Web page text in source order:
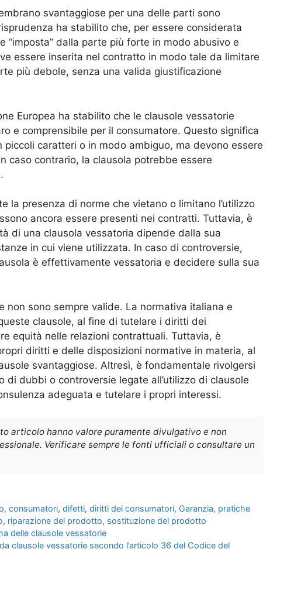
svantaggiose per una delle parti sono
ha stabilito che, per essere considerata
“imposta” dalla parte più forte in modo abusivo e
essere inserita nel contratto in modo tale da limitare
più debole, senza una valida giustificazione
Europea ha stabilito che le clausole vessatorie
e comprensibile per il consumatore. Questo significa
piccoli caratteri o in modo ambiguo, ma devono essere
caso contrario, la clausola potrebbe essere
la presenza di norme che vietano o limitano l’utilizzo
ancora essere presenti nei contratti. Tuttavia, è
di una clausola vessatoria dipende dalla sua
in cui viene utilizzata. In caso di controversie,
è effettivamente vessatoria e decidere sulla sua
non sono sempre valide. La normativa italiana e
clausole, al fine di tutelare i diritti dei
equità nelle relazioni contrattuali. Tuttavia, è
diritti e delle disposizioni normative in materia, al
svantaggiose. Altresì, è fondamentale rivolgersi
dubbi o controversie legate all’utilizzo di clausole
adeguata e tutelare i propri interessi.
articolo hanno valore puramente divulgativo e non
Verificare sempre le fonti ufficiali o consultare un
,consumatori,difetti,diritti dei consumatori, Garanzia, pratiche
, riparazione del prodotto, sostituzione del prodotto
delle clausole vessatorie
clausole vessatorie secondo l’articolo 36 del Codice del